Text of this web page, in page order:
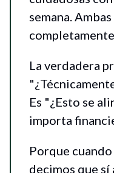
semana.
La verdadera
Es "¿Esto se
importa
Porque
decimos que sí